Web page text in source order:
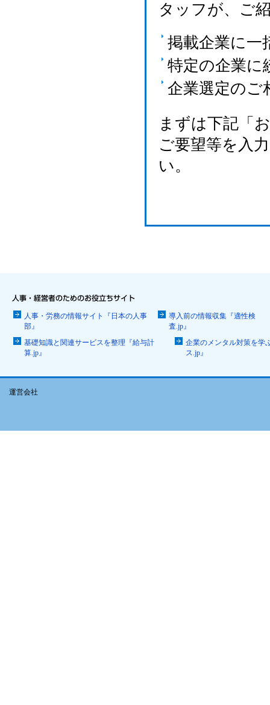
タッフが、ご
掲載企業に一
特定の企業に
企業選定のご
まずは下記「
ご要望等を入
い。
人事・労務の情報サイト『日本の人事
部』
導入前の情報収集『適性検
査.jp』
基礎知識と関連サービスを整理『給与計
算.jp』
企業のメンタル対策を学
ス.jp』
運営会社